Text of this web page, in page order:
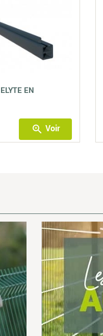
EN
zoom_in Voir